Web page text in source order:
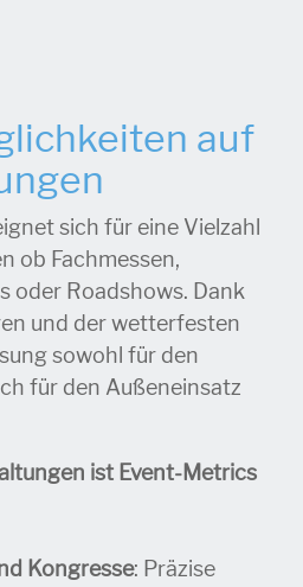
auf
sich für eine Vielzahl
ob Fachmessen,
oder Roadshows. Dank
und der wetterfesten
sowohl für den
für den Außeneinsatz
ist Event-Metrics
Kongresse: Präzise